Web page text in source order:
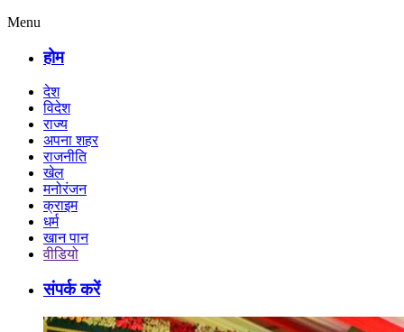
Menu
होम
देश
विदेश
राज्य
अपना शहर
राजनीति
खेल
मनोरंजन
क्राइम
धर्म
खान पान
वीडियो
संपर्क करें